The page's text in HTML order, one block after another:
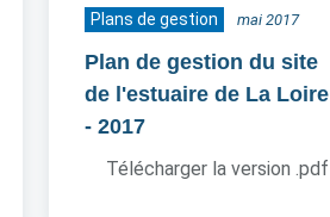
Plans de gestion mai 2017
Plan de gestion du site
de l'estuaire de La Loire
- 2017
Télécharger la version .pdf